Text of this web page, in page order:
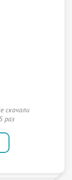
скачали
раз